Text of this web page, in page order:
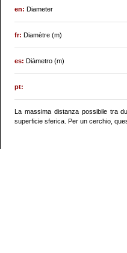
en:Diameter
fr:Diamètre (m)
es:Diàmetro (m)
pt:
La massima distanza possibile tra
superficie sferica. Per un cerchio,